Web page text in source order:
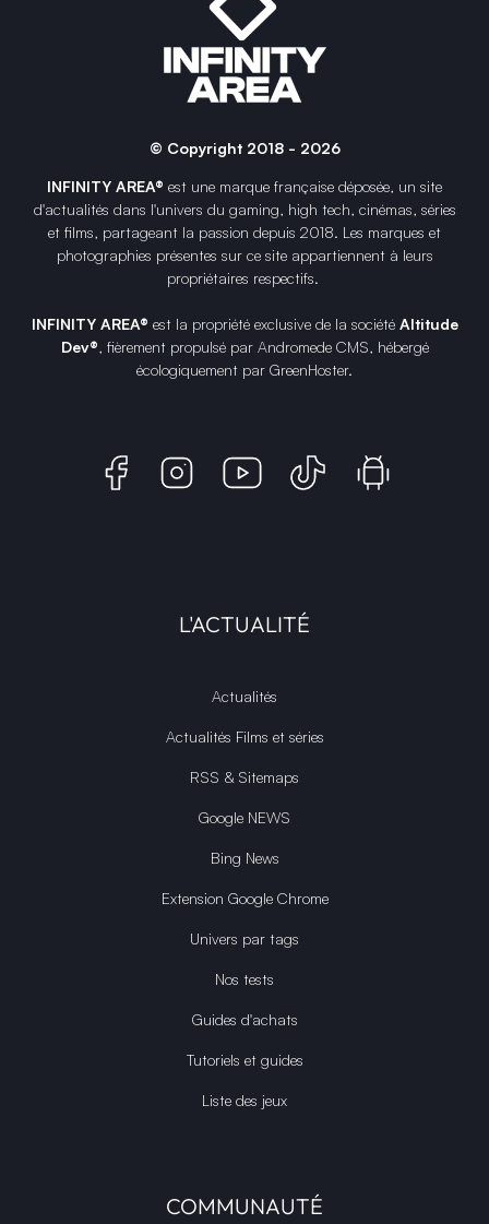
© Copyright 2018 - 2026
INFINITY AREA® est une marque française déposée, un site
d'actualités dans l'univers du gaming, high tech, cinémas, séries
et films, partageant la passion depuis 2018. Les marques et
photographies présentes sur ce site appartiennent à leurs
propriétaires respectifs.
INFINITY AREA® est la propriété exclusive de la société Altitude
Dev®, fièrement propulsé par Andromede CMS, hébergé
écologiquement par GreenHoster.
L'ACTUALITÉ
Actualités
Actualités Films et séries
RSS & Sitemaps
Google NEWS
Bing News
Extension Google Chrome
Univers par tags
Nos tests
Guides d'achats
Tutoriels et guides
Liste des jeux
COMMUNAUTÉ